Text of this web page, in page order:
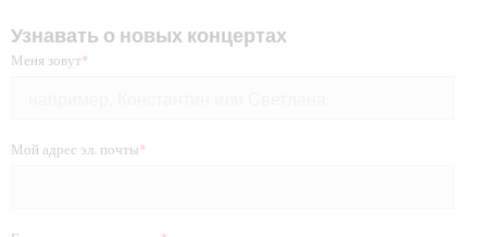
Узнавать о новых концертах